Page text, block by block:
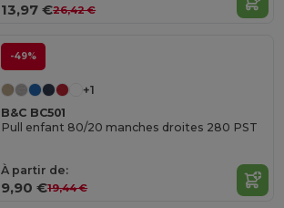
13,97 €26,42 €
-49%
+1
B&C BC501
Pull enfant 80/20 manches droites 280 PST
À partir de:
9,90 €19,44 €